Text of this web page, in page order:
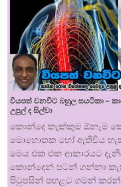
වියපත් වනවිට බහුල සයටිකා –
උපුල් ද සිල්වා
කොන්දෙ කැක්කුම ඕනෑම
මොහොතක හෝ ඇතිවිය
මෙය එක එක ආකාරයට
කොන්දෙන් පටන් ගන්නා
පිටුපසින් පහළට ගමන්